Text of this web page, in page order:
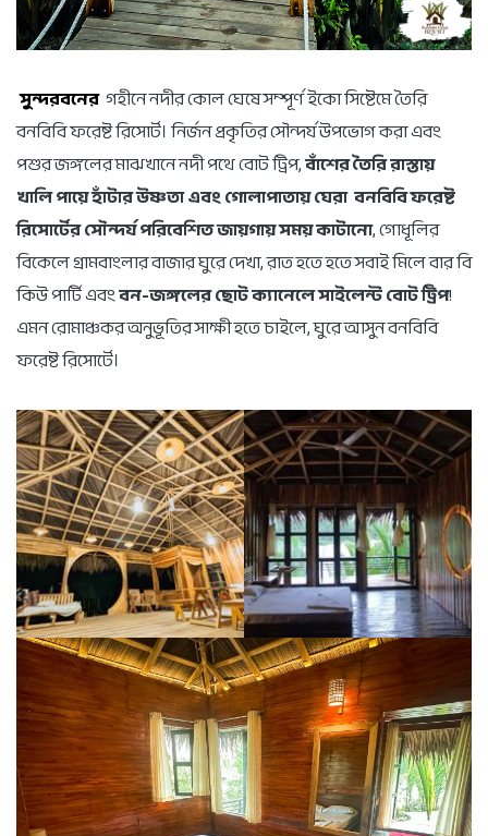
সুন্দরবনের গহীনে নদীর কোল ঘেষে সম্পূর্ণ ইকো সিষ্টেমে তৈরি
বনবিবি ফরেষ্ট রিসোর্ট। নির্জন প্রকৃতির সৌন্দর্য উপভোগ করা এবং
পশুর জঙ্গলের মাঝখানে নদী পথে বোট ট্রিপ,বাঁশের তৈরি রাস্তায়
খালি পায়ে হাঁটার উষ্ণতা এবং গোলাপাতায় ঘেরা বনবিবি ফরেষ্ট
রিসোর্টের সৌন্দর্য পরিবেশিত জায়গায় সময় কাটানো, গোধূলির
বিকেলে গ্রামবাংলার বাজার ঘুরে দেখা, রাত হতে হতে সবাই মিলে বার বি
কিউ পার্টি এবংবন-জঙ্গলের ছোট ক্যানেলে সাইলেন্ট বোট ট্রিপ!
এমন রোমাঞ্চকর অনুভূতির সাক্ষী হতে চাইলে, ঘুরে আসুন বনবিবি
ফরেষ্ট রিসোর্টে।